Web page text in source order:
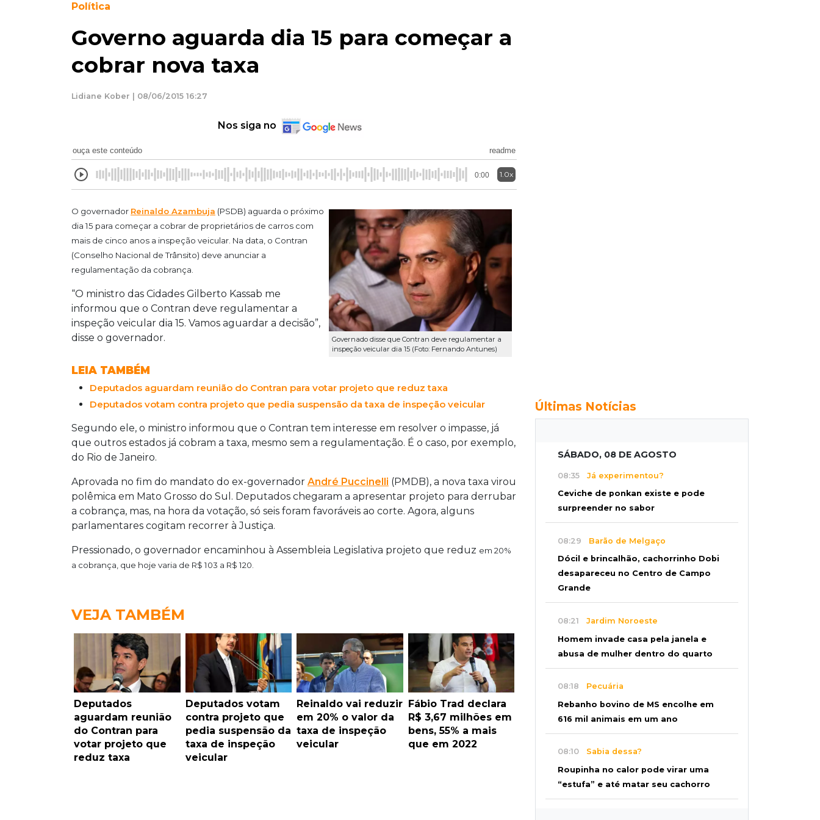
Política
Governo aguarda dia 15 para começar a
cobrar nova taxa
Lidiane Kober | 08/06/2015 16:27
Nos siga no
ouça este conteúdo readme
0:00 1.0x
Governado disse que Contran deve regulamentar a
inspeção veicular dia 15 (Foto: Fernando Antunes)
O governador Reinaldo Azambuja (PSDB) aguarda o próximo
dia 15 para começar a cobrar de proprietários de carros com
mais de cinco anos a inspeção veicular. Na data, o Contran
(Conselho Nacional de Trânsito) deve anunciar a
regulamentação da cobrança.
“O ministro das Cidades Gilberto Kassab me
informou que o Contran deve regulamentar a
inspeção veicular dia 15. Vamos aguardar a decisão”,
disse o governador.
LEIA TAMBÉM
Deputados aguardam reunião do Contran para votar projeto que reduz taxa
Deputados votam contra projeto que pedia suspensão da taxa de inspeção veicular
Segundo ele, o ministro informou que o Contran tem interesse em resolver o impasse, já
que outros estados já cobram a taxa, mesmo sem a regulamentação. É o caso, por exemplo,
do Rio de Janeiro.
Aprovada no fim do mandato do ex-governador André Puccinelli (PMDB), a nova taxa virou
polêmica em Mato Grosso do Sul. Deputados chegaram a apresentar projeto para derrubar
a cobrança, mas, na hora da votação, só seis foram favoráveis ao corte. Agora, alguns
parlamentares cogitam recorrer à Justiça.
Pressionado, o governador encaminhou à Assembleia Legislativa projeto que reduz em 20%
a cobrança, que hoje varia de R$ 103 a R$ 120.
VEJA TAMBÉM
Deputados
aguardam reunião
do Contran para
votar projeto que
reduz taxa
Deputados votam
contra projeto que
pedia suspensão da
taxa de inspeção
veicular
Reinaldo vai reduzir
em 20% o valor da
taxa de inspeção
veicular
Fábio Trad declara
R$ 3,67 milhões em
bens, 55% a mais
que em 2022
Últimas Notícias
SÁBADO, 08 DE AGOSTO
08:35 Já experimentou?
Ceviche de ponkan existe e pode
surpreender no sabor
08:29 Barão de Melgaço
Dócil e brincalhão, cachorrinho Dobi
desapareceu no Centro de Campo
Grande
08:21 Jardim Noroeste
Homem invade casa pela janela e
abusa de mulher dentro do quarto
08:18 Pecuária
Rebanho bovino de MS encolhe em
616 mil animais em um ano
08:10 Sabia dessa?
Roupinha no calor pode virar uma
“estufa” e até matar seu cachorro